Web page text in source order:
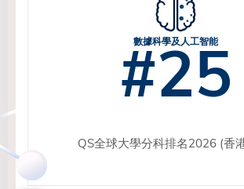
數據科學及人工智能
#25
QS全球大學分科排名2026 (香